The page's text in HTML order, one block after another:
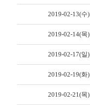
2019-02-13(수)
2019-02-14(목)
2019-02-17(일)
2019-02-19(화)
2019-02-21(목)